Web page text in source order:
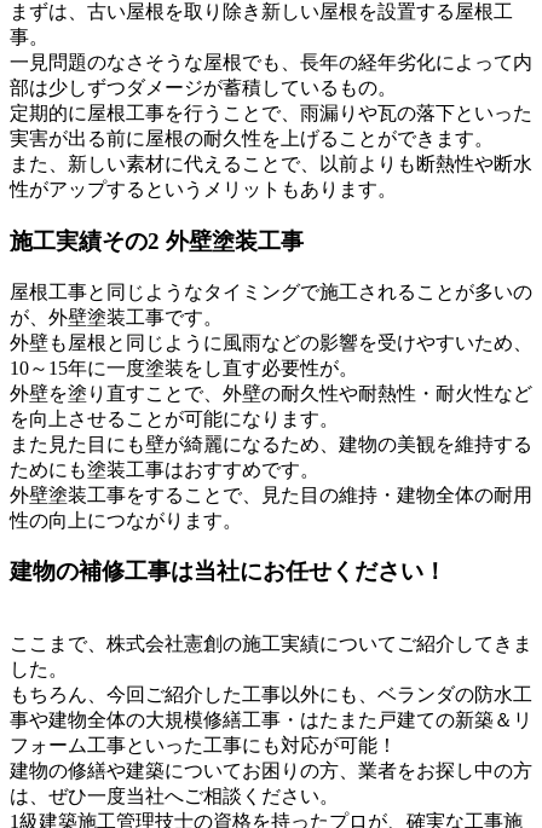
まずは、古い屋根を取り除き新しい屋根を設置する屋根工
事。
一見問題のなさそうな屋根でも、長年の経年劣化によって内
部は少しずつダメージが蓄積しているもの。
定期的に屋根工事を行うことで、雨漏りや瓦の落下といった
実害が出る前に屋根の耐久性を上げることができます。
また、新しい素材に代えることで、以前よりも断熱性や断水
性がアップするというメリットもあります。
施工実績その2 外壁塗装工事
屋根工事と同じようなタイミングで施工されることが多いの
が、外壁塗装工事です。
外壁も屋根と同じように風雨などの影響を受けやすいため、
10～15年に一度塗装をし直す必要性が。
外壁を塗り直すことで、外壁の耐久性や耐熱性・耐火性など
を向上させることが可能になります。
また見た目にも壁が綺麗になるため、建物の美観を維持する
ためにも塗装工事はおすすめです。
外壁塗装工事をすることで、見た目の維持・建物全体の耐用
性の向上につながります。
建物の補修工事は当社にお任せください！
ここまで、株式会社憲創の施工実績についてご紹介してきま
した。
もちろん、今回ご紹介した工事以外にも、ベランダの防水工
事や建物全体の大規模修繕工事・はたまた戸建ての新築＆リ
フォーム工事といった工事にも対応が可能！
建物の修繕や建築についてお困りの方、業者をお探し中の方
は、ぜひ一度当社へご相談ください。
1級建築施工管理技士の資格を持ったプロが、確実な工事施